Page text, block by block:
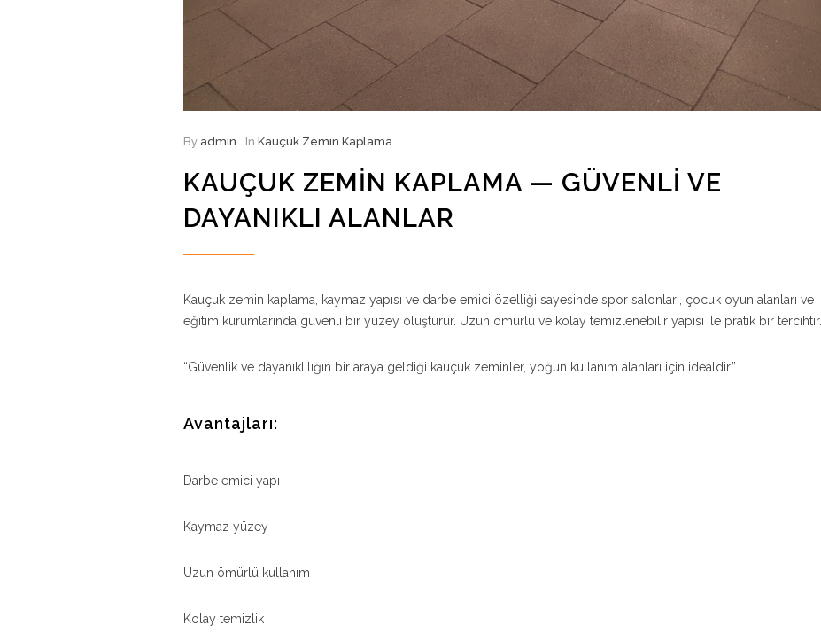
By admin In Kauçuk Zemin Kaplama
KAUÇUK ZEMIN KAPLAMA — GÜVENLI VE
DAYANIKLI ALANLAR
Kauçuk zemin kaplama, kaymaz yapısı ve darbe emici özelliği sayesinde spor salonları, çocuk oyun alanları ve
eğitim kurumlarında güvenli bir yüzey oluşturur. Uzun ömürlü ve kolay temizlenebilir yapısı ile pratik bir tercihtir.
“Güvenlik ve dayanıklılığın bir araya geldiği kauçuk zeminler, yoğun kullanım alanları için idealdir.”
Avantajları:
Darbe emici yapı
Kaymaz yüzey
Uzun ömürlü kullanım
Kolay temizlik